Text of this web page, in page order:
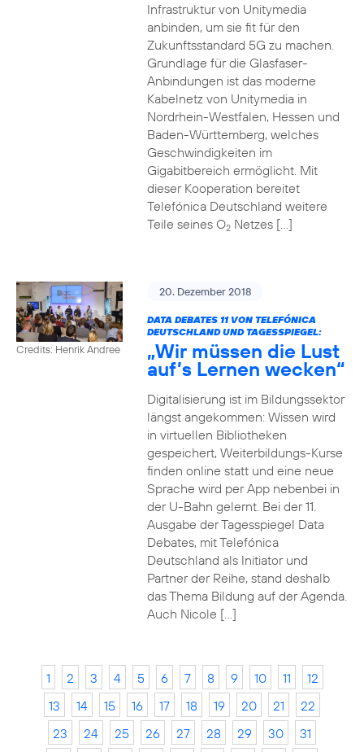
Infrastruktur von Unitymedia
anbinden, um sie fit für den
Zukunftsstandard 5G zu machen.
Grundlage für die Glasfaser-
Anbindungen ist das moderne
Kabelnetz von Unitymedia in
Nordrhein-Westfalen, Hessen und
Baden-Württemberg, welches
Geschwindigkeiten im
Gigabitbereich ermöglicht. Mit
dieser Kooperation bereitet
Telefónica Deutschland weitere
Teile seines O2Netzes […]
Credits: Henrik Andree
20. Dezember 2018
DATA DEBATES 11 VON TELEFÓNICA
DEUTSCHLAND UND TAGESSPIEGEL:
„Wir müssen die Lust
auf’s Lernen wecken“
Digitalisierung ist im Bildungssektor
längst angekommen: Wissen wird
in virtuellen Bibliotheken
gespeichert, Weiterbildungs-Kurse
finden online statt und eine neue
Sprache wird per App nebenbei in
der U-Bahn gelernt. Bei der 11.
Ausgabe der Tagesspiegel Data
Debates, mit Telefónica
Deutschland als Initiator und
Partner der Reihe, stand deshalb
das Thema Bildung auf der Agenda.
Auch Nicole […]
1 2 3 4 5 6 7 8 9 10 11
12
13
14 15 16 17 18 19 20 21
22
23
24 25 26 27 28 29 30
31